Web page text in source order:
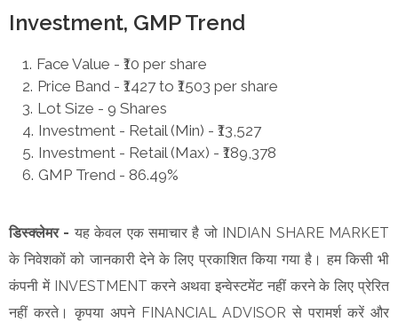
Investment, GMP Trend
Face Value - ₹10 per share
Price Band - ₹1427 to ₹1503 per share
Lot Size - 9 Shares
Investment - Retail (Min) - ₹13,527
Investment - Retail (Max) - ₹189,378
GMP Trend - 86.49%
डिस्क्लेमर - यह केवल एक समाचार है जो INDIAN SHARE MARKET
के निवेशकों को जानकारी देने के लिए प्रकाशित किया गया है। हम किसी भी
कंपनी में INVESTMENT करने अथवा इन्वेस्टमेंट नहीं करने के लिए प्रेरित
नहीं करते। कृपया अपने FINANCIAL ADVISOR से परामर्श करें और